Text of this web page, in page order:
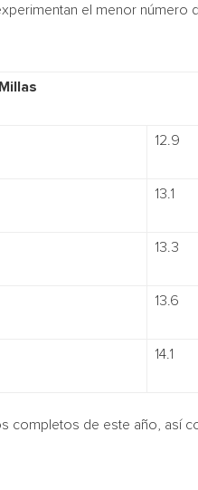
el menor número
12.9
13.1
13.3
13.6
14.1
completos de este año, así